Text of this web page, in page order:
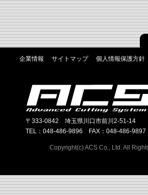
企業情報 サイトマップ 個人情報保護方針
〒333-0842 埼玉県川口市前川2-51-14
TEL：048-486-9896 FAX：048-486-9897
Copyright(c) ACS Co., Ltd. All